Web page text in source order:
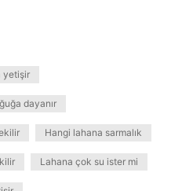
yetişir
dayanır
Hangi lahana sarmalık
Lahana çok su ister mi